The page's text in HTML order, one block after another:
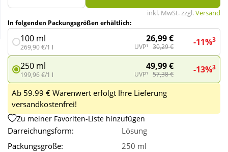
Wellness
inkl. MwSt. zzgl.Versand
In folgenden Packungsgrößen erhältlich:
100 ml
269,90 €/1 l
26,99 €
UVP¹ 30,29 € -11%3
250 ml
199,96 €/1 l
49,99 €
UVP¹ 57,38 € -13%3
Ab 59.99 € Warenwert erfolgt Ihre Lieferung
versandkostenfrei!
Zu meiner Favoriten-Liste hinzufügen
Darreichungsform:
Lösung
Packungsgröße:
250 ml